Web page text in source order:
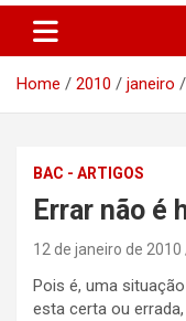
Home 2010 janeiro
BAC - ARTIGOS
Errar não é
12 de janeiro de 2010
Pois é, uma
esta certa ou